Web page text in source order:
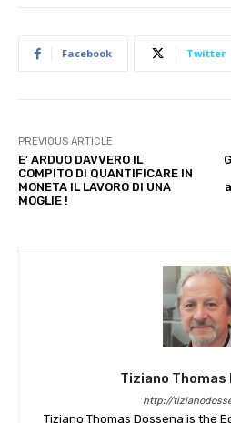
Facebook Twitter
PREVIOUS ARTICLE
E’ ARDUO DAVVERO IL
COMPITO DI QUANTIFICARE IN
MONETA IL LAVORO DI UNA
MOGLIE !
Tiziano Thomas
http://
Tiziano Thomas Dossena is the